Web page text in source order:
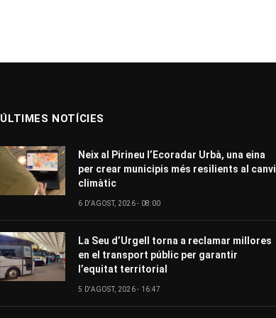
ÚLTIMES NOTÍCIES
Neix al Pirineu l’Ecoradar Urbà, una eina
per crear municipis més resilients al canvi
climàtic
6 D'AGOST, 2026 - 08:00
La Seu d’Urgell torna a reclamar millores
en el transport públic per garantir
l’equitat territorial
5 D'AGOST, 2026 - 16:47